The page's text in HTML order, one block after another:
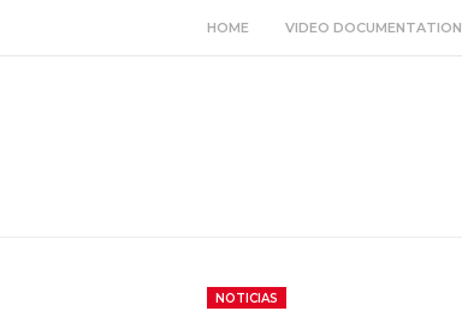
HOME VIDEO DOCUMENTATION
NOTICIAS